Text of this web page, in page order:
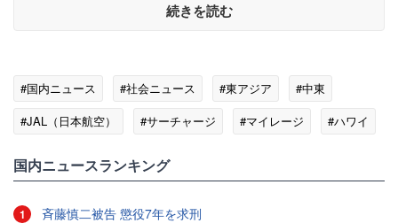
続きを読む
#国内ニュース #社会ニュース #東アジア
#中東
#JAL（日本航空）
#サーチャージ #マイレージ #ハワイ
国内ニュースランキング
1 斉藤慎二被告 懲役7年を求刑